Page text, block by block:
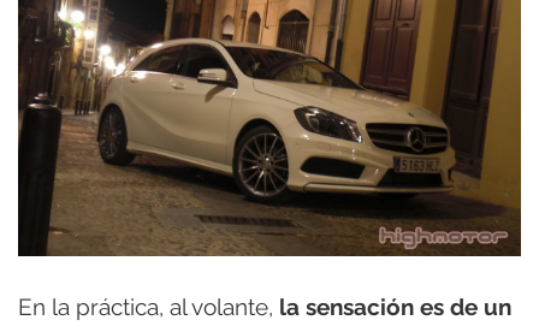
En la práctica, al volante, la sensación es de un